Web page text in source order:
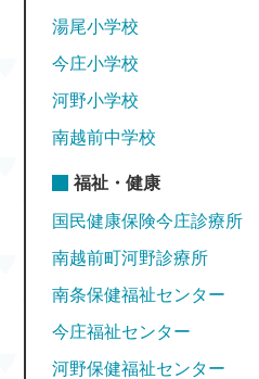
湯尾小学校
今庄小学校
河野小学校
南越前中学校
福祉・健康
国民健康保険今庄診療所
南越前町河野診療所
南条保健福祉センター
今庄福祉センター
河野保健福祉センター